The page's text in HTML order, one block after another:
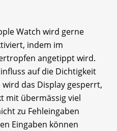
Watch wird gerne
indem im
angetippt wird.
auf die Dichtigkeit
das Display gesperrt,
mit übermässig viel
zu Fehleingaben
Eingaben können